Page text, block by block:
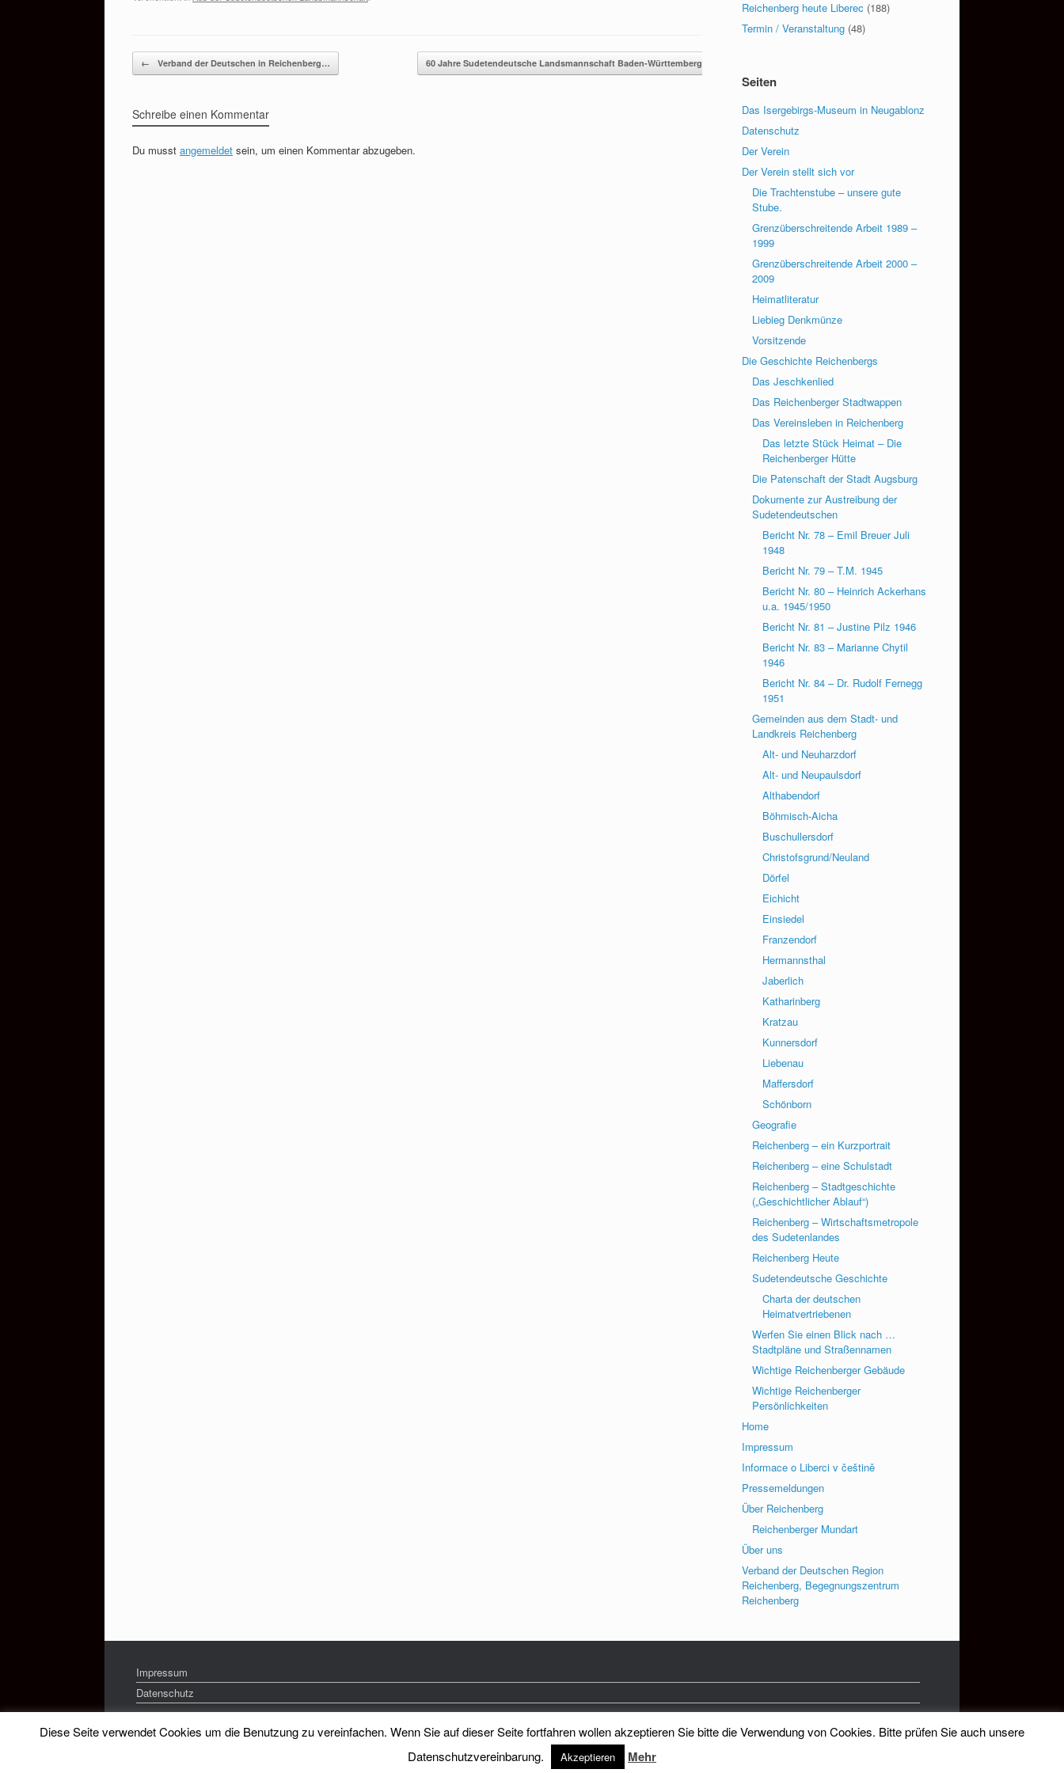
Beitragsnavigation
← Verband der Deutschen in Reichenberg… 60 Jahre Sudetendeutsche Landsmannschaft Baden-Württemberg
Schreibe einen Kommentar
Du musst angemeldet sein, um einen Kommentar abzugeben.
Reichenberg heute Liberec (188)
Termin / Veranstaltung (48)
Seiten
Das Isergebirgs-Museum in Neugablonz
Datenschutz
Der Verein
Der Verein stellt sich vor
Die Trachtenstube – unsere gute
Stube.
Grenzüberschreitende Arbeit 1989 –
1999
Grenzüberschreitende Arbeit 2000 –
2009
Heimatliteratur
Liebieg Denkmünze
Vorsitzende
Die Geschichte Reichenbergs
Das Jeschkenlied
Das Reichenberger Stadtwappen
Das Vereinsleben in Reichenberg
Das letzte Stück Heimat – Die
Reichenberger Hütte
Die Patenschaft der Stadt Augsburg
Dokumente zur Austreibung der
Sudetendeutschen
Bericht Nr. 78 – Emil Breuer Juli
1948
Bericht Nr. 79 – T.M. 1945
Bericht Nr. 80 – Heinrich Ackerhans
u.a. 1945/1950
Bericht Nr. 81 – Justine Pilz 1946
Bericht Nr. 83 – Marianne Chytil
1946
Bericht Nr. 84 – Dr. Rudolf Fernegg
1951
Gemeinden aus dem Stadt- und
Landkreis Reichenberg
Alt- und Neuharzdorf
Alt- und Neupaulsdorf
Althabendorf
Böhmisch-Aicha
Buschullersdorf
Christofsgrund/Neuland
Dörfel
Eichicht
Einsiedel
Franzendorf
Hermannsthal
Jaberlich
Katharinberg
Kratzau
Kunnersdorf
Liebenau
Maffersdorf
Schönborn
Geografie
Reichenberg – ein Kurzportrait
Reichenberg – eine Schulstadt
Reichenberg – Stadtgeschichte
(„Geschichtlicher Ablauf“)
Reichenberg – Wirtschaftsmetropole
des Sudetenlandes
Reichenberg Heute
Sudetendeutsche Geschichte
Charta der deutschen
Heimatvertriebenen
Werfen Sie einen Blick nach …
Stadtpläne und Straßennamen
Wichtige Reichenberger Gebäude
Wichtige Reichenberger
Persönlichkeiten
Home
Impressum
Informace o Liberci v češtině
Pressemeldungen
Über Reichenberg
Reichenberger Mundart
Über uns
Verband der Deutschen Region
Reichenberg, Begegnungszentrum
Reichenberg
Impressum
Datenschutz
Heimatkreis Reichenberg Stadt und Land e.V. Theme bySiteOrigin
Diese Seite verwendet Cookies um die Benutzung zu vereinfachen. Wenn Sie auf dieser Seite fortfahren wollen akzeptieren Sie bitte die Verwendung von Cookies. Bitte prüfen Sie auch unsere
Datenschutzvereinbarung.
Akzeptieren Mehr